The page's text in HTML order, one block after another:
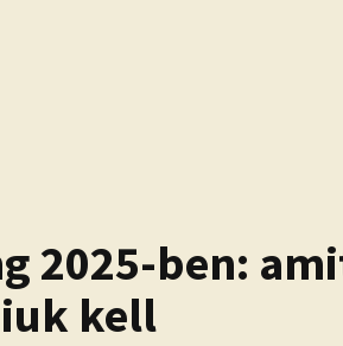
2025-ben:
kell